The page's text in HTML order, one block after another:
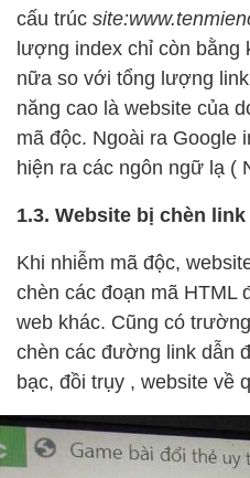
cấu trúc
lượng index chỉ còn bằng
nữa so với tổng lượng
năng cao là website của
mã độc. Ngoài ra Google
hiện ra các ngôn ngữ lạ (
1.3. Website bị chèn
Khi nhiễm mã độc,
chèn các đoạn mã HTML
web khác. Cũng có
chèn các đường link dẫn
bạc, đồi trụy , website về